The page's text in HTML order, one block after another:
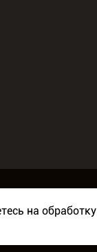
на обработку